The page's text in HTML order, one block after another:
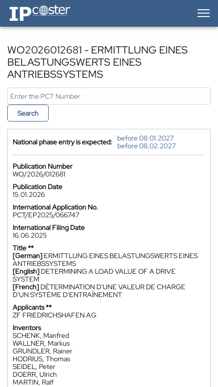
IP-Coster — Home
WO2026012681 - ERMITTLUNG EINES
BELASTUNGSWERTS EINES
ANTRIEBSSYSTEMS
Search
National phase entry is expected:
before 08.01.2027
before 08.02.2027
Publication Number
WO/2026/012681
Publication Date
15.01.2026
International Application No.
PCT/EP2025/066747
International Filing Date
16.06.2025
Title **
[German] ERMITTLUNG EINES BELASTUNGSWERTS EINES
ANTRIEBSSYSTEMS
[English] DETERMINING A LOAD VALUE OF A DRIVE
SYSTEM
[French] DÉTERMINATION D'UNE VALEUR DE CHARGE
D'UN SYSTÈME D'ENTRAÎNEMENT
Applicants **
ZF FRIEDRICHSHAFEN AG
Inventors
SCHENK, Manfred
WALLNER, Markus
GRUNDLER, Rainer
HODRIUS, Thomas
SEIDEL, Peter
DOERR, Ulrich
MARTIN, Ralf